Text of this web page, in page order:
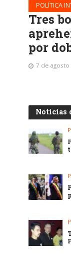
POLÍTICA
Tres
por
7 de agosto
Noticias